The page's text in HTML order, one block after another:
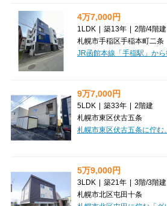
4万7,000円
1LDK | 築13年 | 2階/4階建
札幌市手稲区手稲本町二条
9万7,000円
5LDK | 築33年 | 2階建
札幌市東区伏古五条
5万9,000円
3LDK | 築21年 | 3階/3階建
札幌市北区屯田十条